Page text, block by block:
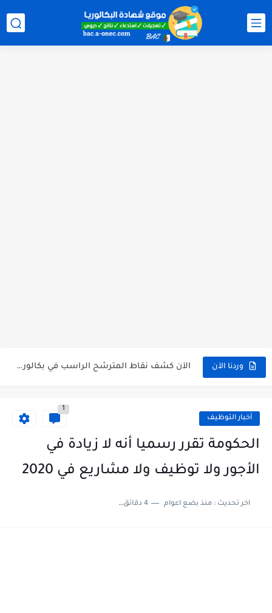
وردنا الآن موقع سحب كشف نقاط بكالوريا 2026 للناجحين bac.onec.dz
هنا سحب كشف نقاط البكالوريا 2026 جميع الشعب - bac.onec.dz أخبار التوظيف
1
الحكومة تقرر رسميا أنه لا زيادة في
الأجور ولا توظيف ولا مشاريع في 2020
اخر تحديث :منذ بضع اعوام 4 دقائق للقراءة